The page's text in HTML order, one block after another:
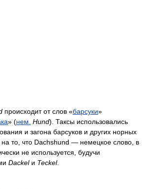
происходит от слов «барсуки»
» (нем. Hund). Таксы использовались
и загона барсуков и других норных
то, что Dachshund — немецкое слово, в
не используется, будучи
Dackelи Teckel.